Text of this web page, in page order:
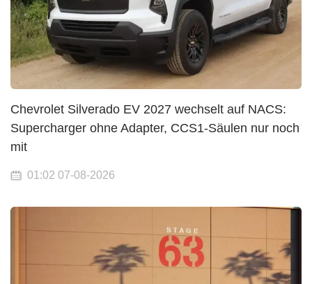
Chevrolet Silverado EV 2027 wechselt auf NACS:
Supercharger ohne Adapter, CCS1-Säulen nur noch
mit
01:02 07-08-2026